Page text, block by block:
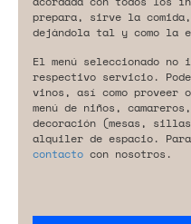
prepara, sirve la
dejándola tal y como la
El menú seleccionado
respectivo servicio.
vinos, así como proveer
menú de niños,
decoración (mesas,
alquiler de espacio.
contacto con nosotros.